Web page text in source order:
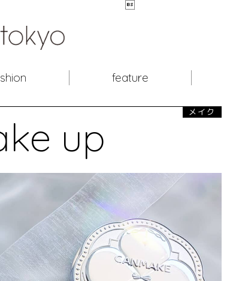

feature
up
メイク